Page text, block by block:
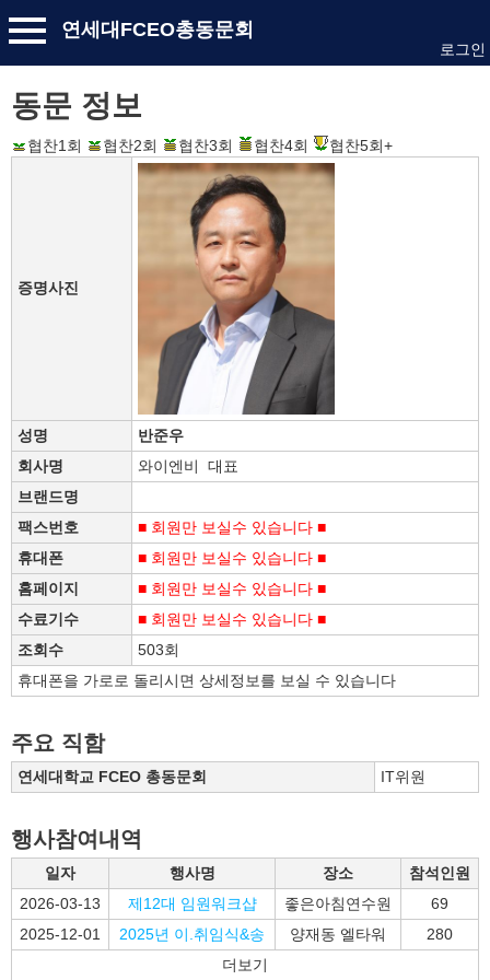
연세대FCEO총동문회
로그인
동문 정보
협찬1회 협찬2회 협찬3회 협찬4회 협찬5회+
증명사진
성명
반준우
회사명
와이엔비 대표
브랜드명
팩스번호
■ 회원만 보실수 있습니다 ■
휴대폰
■ 회원만 보실수 있습니다 ■
홈페이지
■ 회원만 보실수 있습니다 ■
수료기수
■ 회원만 보실수 있습니다 ■
조회수
503회
휴대폰을 가로로 돌리시면 상세정보를 보실 수 있습니다
주요 직함
연세대학교 FCEO 총동문회 IT위원
행사참여내역
일자 행사명 장소
참석인원
2026-03-13
제12대 임원워크샵 좋은아침연수원
69
2025-12-01
2025년 이.취임식&송 양재동 엘타워
280
더보기